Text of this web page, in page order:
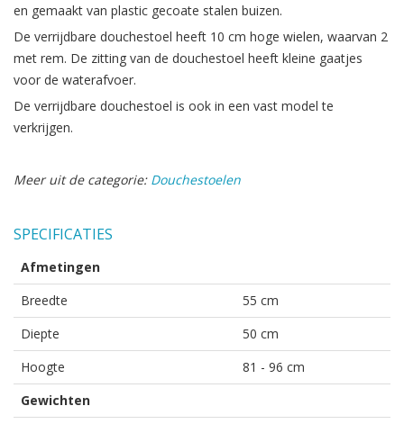
en gemaakt van plastic gecoate stalen buizen.
De verrijdbare douchestoel heeft 10 cm hoge wielen, waarvan 2
met rem. De zitting van de douchestoel heeft kleine gaatjes
voor de waterafvoer.
De verrijdbare douchestoel is ook in een vast model te
verkrijgen.
Meer uit de categorie: Douchestoelen
SPECIFICATIES
Afmetingen
Breedte
55 cm
Diepte
50 cm
Hoogte
81 - 96 cm
Gewichten